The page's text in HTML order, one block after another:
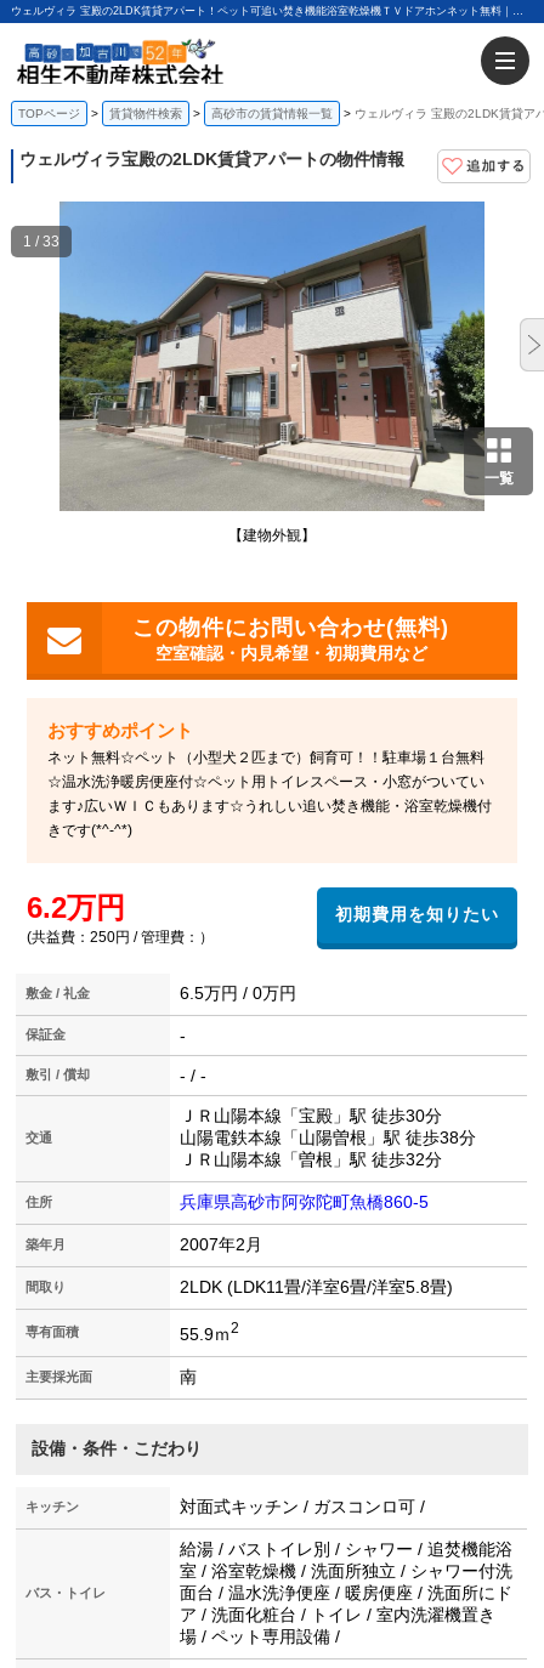
ウェルヴィラ 宝殿の2LDK賃貸アパート！ペット可追い焚き機能浴室乾燥機ＴＶドアホンネット無料｜相生不動産株式会社
TOPページ 賃貸物件検索 高砂市の賃貸情報一覧 ウェルヴィラ 宝殿の2LDK賃貸ア
ウェルヴィラ宝殿の2LDK賃貸アパートの物件情報
一覧
【建物外観】
1 / 33
空室確認・内見希望・初期費用など
ネット無料☆ペット（小型犬２匹まで）飼育可！！駐車場１台無料
☆温水洗浄暖房便座付☆ペット用トイレスペース・小窓がついてい
ます♪広いＷＩＣもあります☆うれしい追い焚き機能・浴室乾燥機付
きです(*^-^*)
6.2万円
(共益費：250円 / 管理費：）
敷金 / 礼金 6.5万円 / 0万円
保証金 -
敷引 / 償却 - / -
交通
ＪＲ山陽本線「宝殿」駅 徒歩30分
山陽電鉄本線「山陽曽根」駅 徒歩38分
ＪＲ山陽本線「曽根」駅 徒歩32分
住所 兵庫県高砂市阿弥陀町魚橋860-5
築年月 2007年2月
間取り 2LDK (LDK11畳/洋室6畳/洋室5.8畳)
専有面積 55.9ｍ2
主要採光面 南
設備・条件・こだわり
キッチン 対面式キッチン / ガスコンロ可 /
バス・トイレ
給湯 / バストイレ別 / シャワー / 追焚機能浴
室 / 浴室乾燥機 / 洗面所独立 / シャワー付洗
面台 / 温水洗浄便座 / 暖房便座 / 洗面所にド
ア / 洗面化粧台 / トイレ / 室内洗濯機置き
場 / ペット専用設備 /